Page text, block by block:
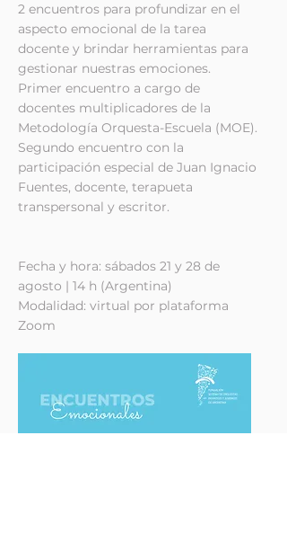
2 encuentros para profundizar en el
aspecto emocional de la tarea
docente y brindar herramientas para
gestionar nuestras emociones.
Primer encuentro a cargo de
docentes multiplicadores de la
Metodología Orquesta-Escuela (MOE).
Segundo encuentro con la
participación especial de Juan Ignacio
Fuentes, docente, terapueta
transpersonal y escritor.
Fecha y hora: sábados 21 y 28 de
agosto | 14 h (Argentina)
Modalidad: virtual por plataforma
Zoom